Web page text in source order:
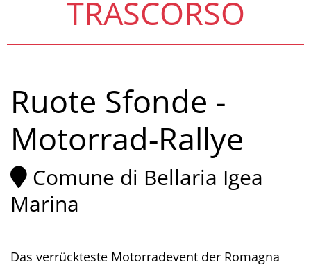
TRASCORSO
Ruote Sfonde -
Motorrad-Rallye
Comune di Bellaria Igea
Marina
Das verrückteste Motorradevent der Romagna